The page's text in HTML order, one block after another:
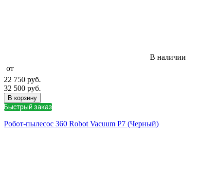
В наличии
от
22 750 руб.
32 500 руб.
В корзину
Быстрый заказ
Робот-пылесос 360 Robot Vacuum P7 (Черный)